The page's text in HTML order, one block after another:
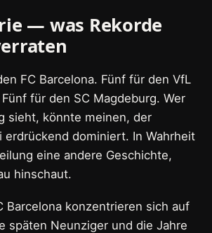
— was Rekorde
FC Barcelona. Fünf für den VfL
für den SC Magdeburg. Wer
sieht, könnte meinen, der
erdrückend dominiert. In Wahrheit
eine andere Geschichte,
hinschaut.
Barcelona konzentrieren sich auf
späten Neunziger und die Jahre